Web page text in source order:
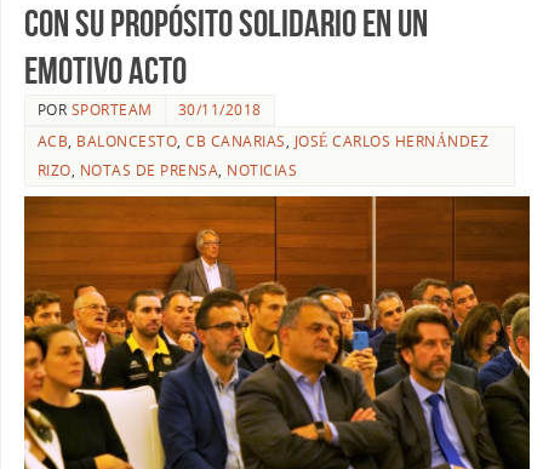
CON SU PROPÓSITO SOLIDARIO EN UN
EMOTIVO ACTO
POR SPORTEAM
30/11/2018
ACB, BALONCESTO,CB CANARIAS, JOSÉ CARLOS HERNÁNDEZ
RIZO, NOTAS DE PRENSA, NOTICIAS